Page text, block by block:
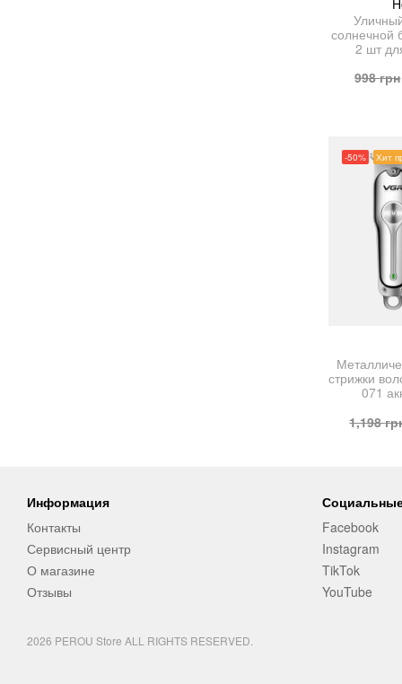
солнечной
2 шт
998грн
-50% Хит
стрижки
071
1,198
Информация
Контакты
Сервисный центр
О магазине
Отзывы
Facebook
Instagram
TikTok
YouTube
2026 PEROU Store ALL RIGHTS RESERVED.